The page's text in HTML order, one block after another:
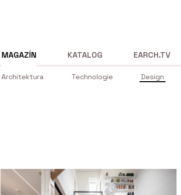
MAGAZÍN
Architektura Technologie Design
KATALOG EARCH.TV